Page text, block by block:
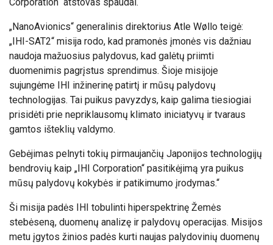
„NanoAvionics“ generalinis direktorius Atle Wøllo teigė:
„IHI-SAT2“ misija rodo, kad pramonės įmonės vis dažniau
naudoja mažuosius palydovus, kad galėtų priimti
duomenimis pagrįstus sprendimus. Šioje misijoje
sujungėme IHI inžinerinę patirtį ir mūsų palydovų
technologijas. Tai puikus pavyzdys, kaip galima tiesiogiai
prisidėti prie nepriklausomų klimato iniciatyvų ir tvaraus
gamtos išteklių valdymo.
Gebėjimas pelnyti tokių pirmaujančių Japonijos technologijų
bendrovių kaip „IHI Corporation“ pasitikėjimą yra puikus
mūsų palydovų kokybės ir patikimumo įrodymas.“
Ši misija padės IHI tobulinti hiperspektrinę Žemės
stebėseną, duomenų analizę ir palydovų operacijas. Misijos
metu įgytos žinios padės kurti naujas palydovinių duomenų